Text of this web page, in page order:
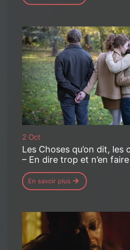
2 Oct
Les Choses qu’on dit, les
– En dire trop et n’en
En savoir plus